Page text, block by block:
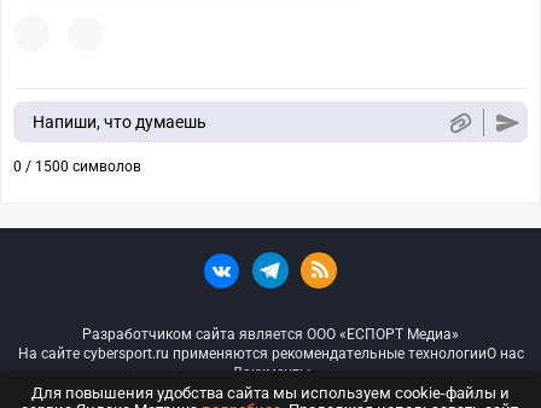
Напиши, что думаешь
0 / 1500 символов
Разработчиком сайта является ООО «ЕСПОРТ Медиа»
На сайте cybersport.ru применяются рекомендательные технологииО нас
Документы
Для повышения удобства сайта мы используем cookie-файлы и